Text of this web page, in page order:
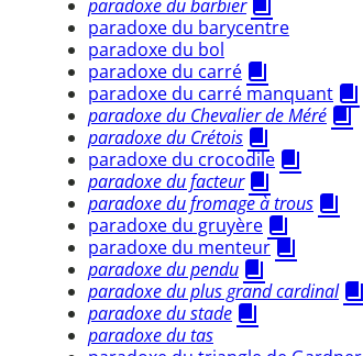
paradoxe du barbier
paradoxe du barycentre
paradoxe du bol
paradoxe du carré
paradoxe du carré manquant
paradoxe du Chevalier de Méré
paradoxe du Crétois
paradoxe du crocodile
paradoxe du facteur
paradoxe du fromage à trous
paradoxe du gruyère
paradoxe du menteur
paradoxe du pendu
paradoxe du plus grand cardinal
paradoxe du stade
paradoxe du tas